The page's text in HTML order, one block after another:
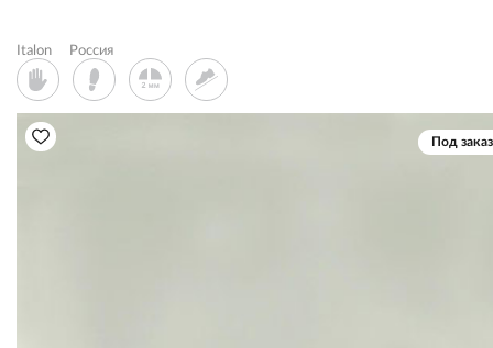
Italon Россия
Под заказ